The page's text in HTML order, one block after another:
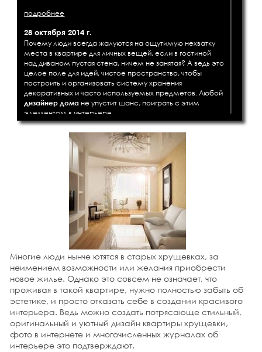
подробнее
28 октября 2014 г.
Почему люди всегда жалуются на ощутимую нехватку
места в квартире для личных вещей, если в гостиной
над диваном пустая стена, ничем не занятая? А ведь это
целое поле для идей, чистое пространство, чтобы
построить и организовать систему хранения
декоративных и часто используемых предметов. Любой
дизайнер дома не упустит шанс, поиграть с этим
элементом в интерьере.
27 октября 2014 г.
Франция – всемирная законодательница моды, а вот
Италия справедливо носит знамя хранительницы
вневременного шика. Дом итальянца, как и его
гардероб, предстает образчиком изысканного вкуса,
совокупностью бессмертной классики и модного
веяния, воплощением в непревзойденной, качественной
и эстетической мебели.
27 октября 2014 г.
Омбре представляет собой тренд интерьера, его
основу составляет переход цвета от темного тона к
светлому, то же касается и оттенков. Этот прием
можно также назвать «деграде», «градиент» и применять
его для разных деталей при оформлении помещений,
что часто делает, скажем,дизайнер загородных
. Есть несколько основных идей, где допускается
применить эффект омбре для интерьеров.
Многие люди нынче ютятся в старых хрущевках, за
неимением возможности или желания приобрести
новое жилье. Однако это совсем не означает, что
проживая в такой квартире, нужно полностью забыть об
эстетике, и просто отказать себе в создании красивого
интерьера. Ведь можно создать потрясающе стильный,
оригинальный и уютный дизайн квартиры хрущевки,
фото в интернете и многочисленных журналах об
интерьере это подтверждают.